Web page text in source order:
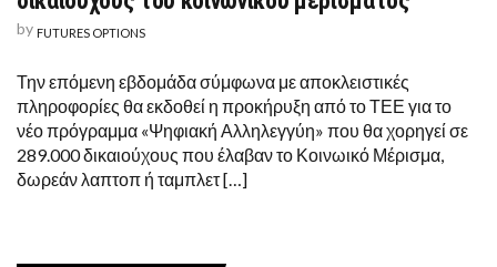
by FUTURES OPTIONS
Την επόμενη εβδομάδα σύμφωνα με αποκλειστικές
πληροφορίες θα εκδοθεί η προκήρυξη από το ΤΕΕ για το
νέο πρόγραμμα «Ψηφιακή Αλληλεγγύη» που θα χορηγεί σε
289.000 δικαιούχους που έλαβαν το Κοινωικό Μέρισμα,
δωρεάν λαπτοπ ή ταμπλετ […]